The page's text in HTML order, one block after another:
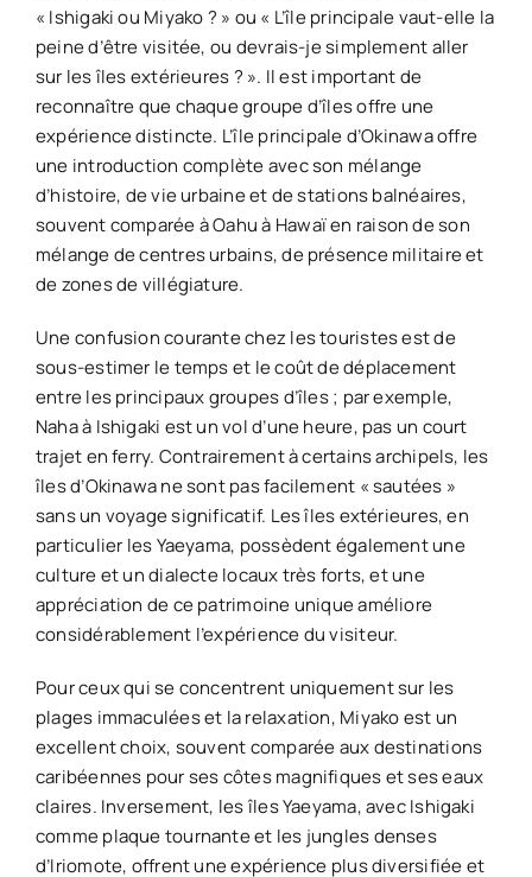
« Ishigaki ou Miyako ? » ou « L’île principale vaut-elle la
peine d’être visitée, ou devrais-je simplement aller
sur les îles extérieures ? ». Il est important de
reconnaître que chaque groupe d’îles offre une
expérience distincte. L’île principale d’Okinawa offre
une introduction complète avec son mélange
d’histoire, de vie urbaine et de stations balnéaires,
souvent comparée à Oahu à Hawaï en raison de son
mélange de centres urbains, de présence militaire et
de zones de villégiature.
Une confusion courante chez les touristes est de
sous-estimer le temps et le coût de déplacement
entre les principaux groupes d’îles ; par exemple,
Naha à Ishigaki est un vol d’une heure, pas un court
trajet en ferry. Contrairement à certains archipels, les
îles d’Okinawa ne sont pas facilement « sautées »
sans un voyage significatif. Les îles extérieures, en
particulier les Yaeyama, possèdent également une
culture et un dialecte locaux très forts, et une
appréciation de ce patrimoine unique améliore
considérablement l’expérience du visiteur.
Pour ceux qui se concentrent uniquement sur les
plages immaculées et la relaxation, Miyako est un
excellent choix, souvent comparée aux destinations
caribéennes pour ses côtes magnifiques et ses eaux
claires. Inversement, les îles Yaeyama, avec Ishigaki
comme plaque tournante et les jungles denses
d’Iriomote, offrent une expérience plus diversifiée et